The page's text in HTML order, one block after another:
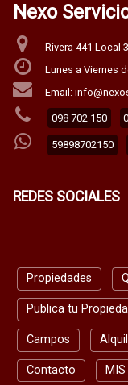
Nexo
Rivera 441 Local
Lunes a Viernes
Email:
098 702 150
59898702150
REDES SOCIALES
Propiedades
Publica tu
Campos
Contacto MIS